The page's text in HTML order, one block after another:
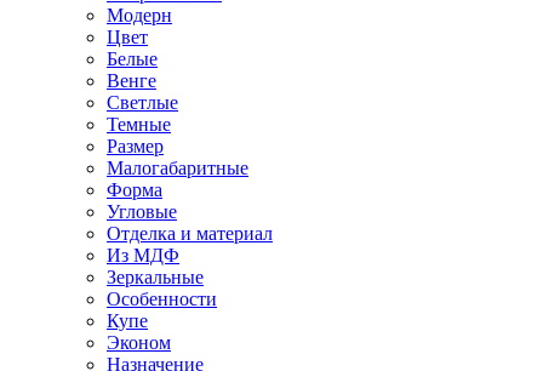
Модерн
Цвет
Белые
Венге
Светлые
Темные
Размер
Малогабаритные
Форма
Угловые
Отделка и материал
Из МДФ
Зеркальные
Особенности
Купе
Эконом
Назначение